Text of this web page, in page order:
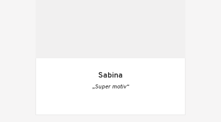
Sabina
„Super motiv“